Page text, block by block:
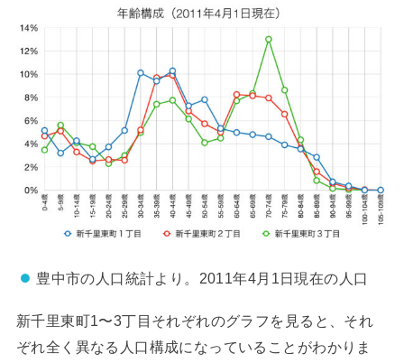
豊中市の人口統計より。2011年4月1日現在の人口
新千里東町1〜3丁目それぞれのグラフを見ると、それ
ぞれ全く異なる人口構成になっていることがわかりま